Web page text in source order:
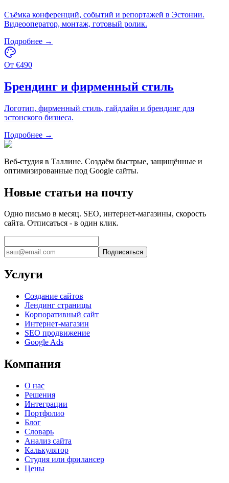
Съёмка конференций, событий и репортажей в Эстонии.
Видеооператор, монтаж, готовый ролик.
Подробнее →
От €490
Брендинг и фирменный стиль
Логотип, фирменный стиль, гайдлайн и брендинг для
эстонского бизнеса.
Подробнее →
Веб-студия в Таллине. Создаём быстрые, защищённые и
оптимизированные под Google сайты.
Новые статьи на почту
Одно письмо в месяц. SEO, интернет-магазины, скорость
сайта. Отписаться - в один клик.
Подписаться
Услуги
Создание сайтов
Лендинг страницы
Корпоративный сайт
Интернет-магазин
SEO продвижение
Google Ads
Компания
О нас
Решения
Интеграции
Портфолио
Блог
Словарь
Анализ сайта
Калькулятор
Студия или фрилансер
Цены